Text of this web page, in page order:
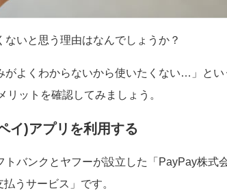
いと思う理由はなんでしょうか？
がよくわからないから使いたくない…」と
ットを確認してみましょう。
イ)アプリを利用する
トバンクとヤフーが設立した「PayPay株式
うサービス」です。